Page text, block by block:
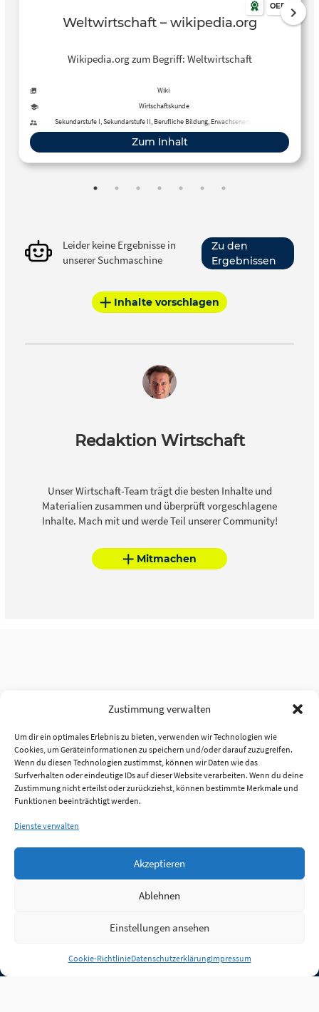
Zustimmung verwalten
Um dir ein optimales Erlebnis zu bieten, verwenden wir Technologien wie
Cookies, um Geräteinformationen zu speichern und/oder darauf zuzugreifen.
Wenn du diesen Technologien zustimmst, können wir Daten wie das
Surfverhalten oder eindeutige IDs auf dieser Website verarbeiten. Wenn du deine
Zustimmung nicht erteilst oder zurückziehst, können bestimmte Merkmale und
Funktionen beeinträchtigt werden.
Dienste verwalten
Akzeptieren
Ablehnen
Einstellungen ansehen
Cookie-RichtlinieDatenschutzerklärungImpressum
OER
Weltwirtschaft – wikipedia.org
Wikipedia.org zum Begriff: Weltwirtschaft
Wiki
Wirtschaftskunde
Sekundarstufe I, Sekundarstufe II, Berufliche Bildung, Erwachsenenbildung
Zum Inhalt
Leider keine Ergebnisse in
unserer Suchmaschine
Zu den
Ergebnissen
Inhalte vorschlagen
Redaktion Wirtschaft
Unser Wirtschaft-Team trägt die besten Inhalte und
Materialien zusammen und überprüft vorgeschlagene
Inhalte. Mach mit und werde Teil unserer Community!
Mitmachen
Anmelden
Jobs Partner FAQ Quellen